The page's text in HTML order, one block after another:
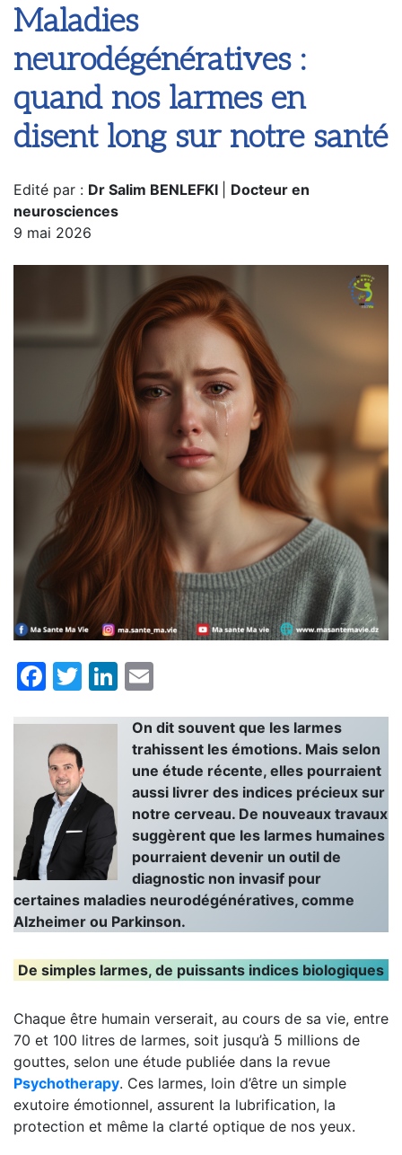
Maladies
neurodégénératives :
quand nos larmes en
disent long sur notre santé
Edité par : Dr Salim BENLEFKI
Docteur en
neurosciences
9 mai 2026
Facebook
TwitterLinkedIn
On dit souvent que les larmes
trahissent les émotions. Mais selon
une étude récente, elles pourraient
aussi livrer des indices précieux sur
notre cerveau. De nouveaux travaux
suggèrent que les larmes humaines
pourraient devenir un outil de
diagnostic non invasif pour
certaines maladies neurodégénératives, comme
Alzheimer ou Parkinson.
De simples larmes, de puissants indices biologiques
Chaque être humain verserait, au cours de sa vie, entre
70 et 100 litres de larmes, soit jusqu’à 5 millions de
gouttes, selon une étude publiée dans la revue
Psychotherapy. Ces larmes, loin d’être un simple
exutoire émotionnel, assurent la lubrification, la
protection et même la clarté optique de nos yeux.